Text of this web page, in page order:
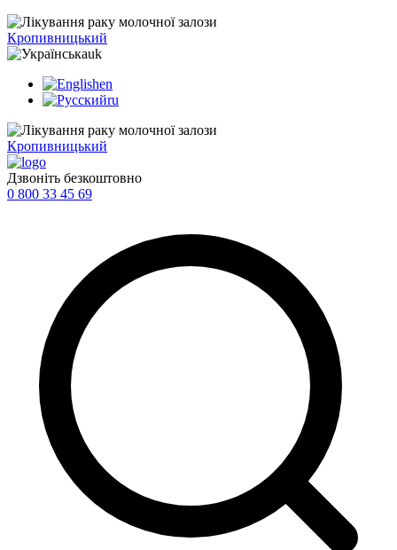
Кропивницький
uk
en
ru
Кропивницький
Дзвоніть безкоштовно
0 800 33 45 69